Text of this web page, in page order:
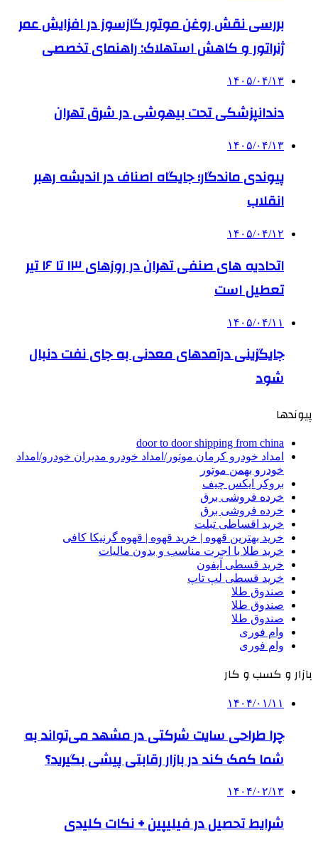
بررسی نقش روغن موتور گازسوز در افزایش عمر
ژنراتور و کاهش استهلاک: راهنمای تخصصی
۱۴۰۵/۰۴/۱۳
دندانپزشکی تحت بیهوشی در شرق تهران
۱۴۰۵/۰۴/۱۳
پیوندی ماندگار؛ جایگاه اصناف در اندیشه رهبر
انقلاب
۱۴۰۵/۰۴/۱۲
اتحادیه های صنفی تهران در روزهای ۱۳ تا ۱۶ تیر
تعطیل است
۱۴۰۵/۰۴/۱۱
جایگزینی درآمدهای معدنی به جای نفت دنبال
شود
پیوندها
door to door shipping from china
امداد خودرو کرمان موتور/امداد خودرو مدیران خودرو/امداد
خودرو بهمن موتور
بروکر ایکس چیف
خرده فروشی برق
خرده فروشی برق
خرید اقساطی تبلت
خرید بهترین قهوه | خرید قهوه | قهوه گرنیکا کافی
خرید طلا با اجرت مناسب و بدون مالیات
خرید قسطی آیفون
خرید قسطی لپ تاپ
صندوق طلا
صندوق طلا
صندوق طلا
وام فوری
وام فوری
بازار و کسب و کار
۱۴۰۴/۰۱/۱۱
چرا طراحی سایت شرکتی در مشهد می‌تواند به
شما کمک کند در بازار رقابتی پیشی بگیرید؟
۱۴۰۴/۰۲/۱۳
شرایط تحصیل در فیلیپین + نکات کلیدی